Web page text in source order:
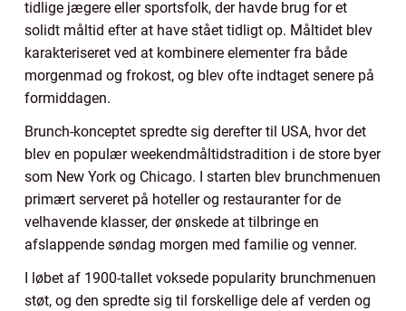
tidlige jægere eller sportsfolk, der havde brug for et
solidt måltid efter at have stået tidligt op. Måltidet blev
karakteriseret ved at kombinere elementer fra både
morgenmad og frokost, og blev ofte indtaget senere på
formiddagen.
Brunch-konceptet spredte sig derefter til USA, hvor det
blev en populær weekendmåltidstradition i de store byer
som New York og Chicago. I starten blev brunchmenuen
primært serveret på hoteller og restauranter for de
velhavende klasser, der ønskede at tilbringe en
afslappende søndag morgen med familie og venner.
I løbet af 1900-tallet voksede popularity brunchmenuen
støt, og den spredte sig til forskellige dele af verden og